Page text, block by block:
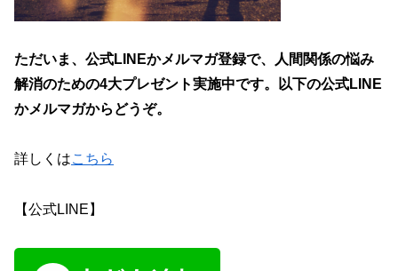
ただいま、 公式LINEかメルマガ登録で、
人間関係の悩み
解消のための4大プレゼント実施中です。以下の公式LINE
かメルマガからどうぞ。
詳しくはこちら
【公式LINE】